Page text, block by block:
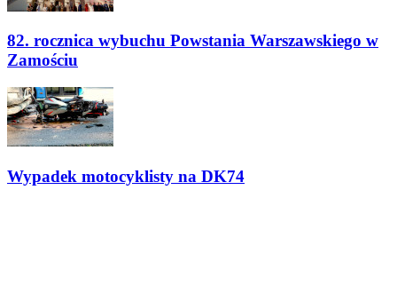
82. rocznica wybuchu Powstania Warszawskiego w
Zamościu
Wypadek motocyklisty na DK74